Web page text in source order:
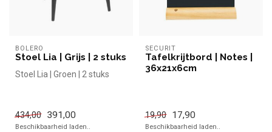
BOLERO
Stoel Lia | Grijs | 2 stuks
Stoel Lia | Groen | 2 stuks
434,00 391,00
Beschikbaarheid laden..
SECURIT
Tafelkrijtbord | Notes |
36x21x6cm
19,90 17,90
Beschikbaarheid laden..